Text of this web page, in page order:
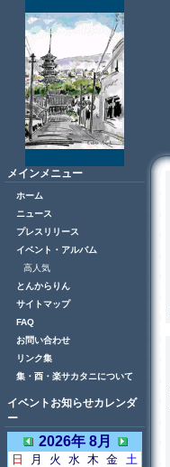
メインメニュー
ホーム
ニュース
プレスリリース
イベント・アルバム
高人気
とんからりん
サイトマップ
FAQ
お問い合わせ
リンク集
集・酉・楽サカタニについて
イベントお知らせカレンダ
ー
2026年 8月
日 月 火 水 木 金 土